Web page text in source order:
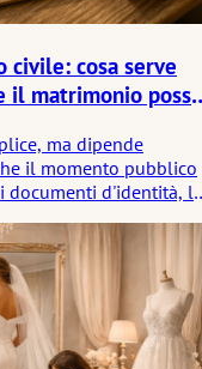
cosa serve
il matrimonio possa
ma dipende
il momento pubblico
documenti d'identità, le
soglia legale prima